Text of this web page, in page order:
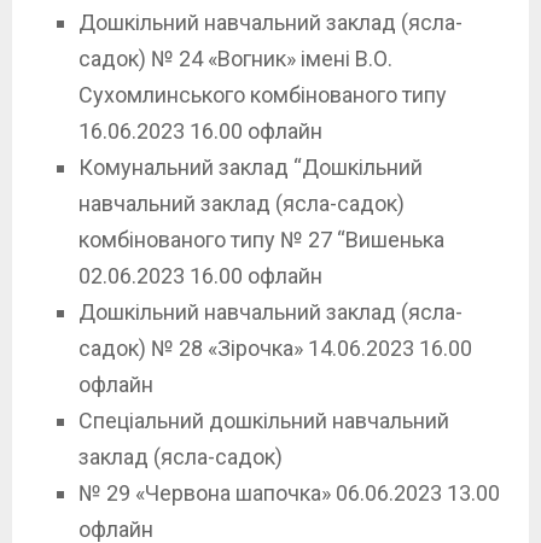
Дошкільний навчальний заклад (ясла-
садок) № 24 «Вогник» імені В.О.
Сухомлинського комбінованого типу
16.06.2023 16.00 офлайн
Комунальний заклад “Дошкільний
навчальний заклад (ясла-садок)
комбінованого типу № 27 “Вишенька
02.06.2023 16.00 офлайн
Дошкільний навчальний заклад (ясла-
садок) № 28 «Зірочка» 14.06.2023 16.00
офлайн
Спеціальний дошкільний навчальний
заклад (ясла-садок)
№ 29 «Червона шапочка» 06.06.2023 13.00
офлайн